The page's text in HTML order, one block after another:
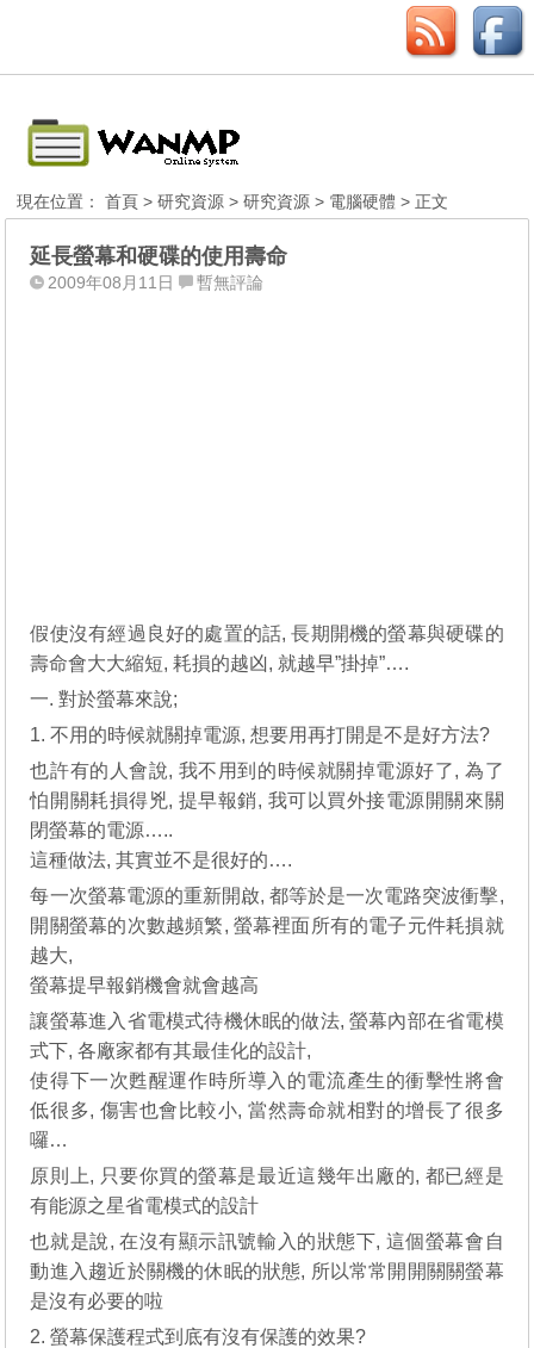
現在位置：首頁 >研究資源 >研究資源 > 電腦硬體 > 正文
延長螢幕和硬碟的使用壽命
2009年08月11日 暫無評論
假使沒有經過良好的處置的話, 長期開機的螢幕與硬碟的
壽命會大大縮短, 耗損的越凶, 就越早”掛掉”….
一. 對於螢幕來說;
1. 不用的時候就關掉電源, 想要用再打開是不是好方法?
也許有的人會說, 我不用到的時候就關掉電源好了, 為了
怕開關耗損得兇, 提早報銷, 我可以買外接電源開關來關
閉螢幕的電源…..
這種做法, 其實並不是很好的….
每一次螢幕電源的重新開啟, 都等於是一次電路突波衝擊,
開關螢幕的次數越頻繁, 螢幕裡面所有的電子元件耗損就
越大,
螢幕提早報銷機會就會越高
讓螢幕進入省電模式待機休眠的做法, 螢幕內部在省電模
式下, 各廠家都有其最佳化的設計,
使得下一次甦醒運作時所導入的電流產生的衝擊性將會
低很多, 傷害也會比較小, 當然壽命就相對的增長了很多
囉…
原則上, 只要你買的螢幕是最近這幾年出廠的, 都已經是
有能源之星省電模式的設計
也就是說, 在沒有顯示訊號輸入的狀態下, 這個螢幕會自
動進入趨近於關機的休眠的狀態, 所以常常開開關關螢幕
是沒有必要的啦
2. 螢幕保護程式到底有沒有保護的效果?